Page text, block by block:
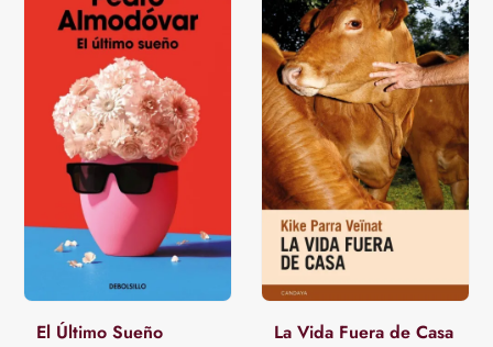
El Último Sueño La Vida Fuera de Casa